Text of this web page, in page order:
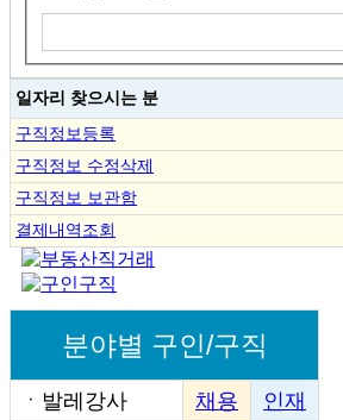
일자리 찾으시는 분
구직정보등록
구직정보 수정삭제
구직정보 보관함
결제내역조회
분야별 구인/구직
ㆍ 발레강사 채용
인재